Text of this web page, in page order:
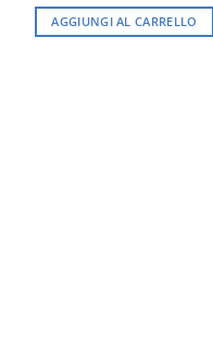
AGGIUNGI AL CARRELLO